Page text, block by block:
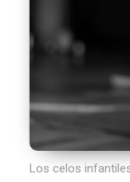
Los celos